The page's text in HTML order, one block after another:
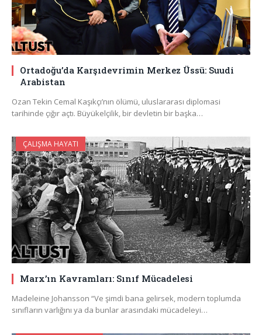
Ortadoğu’da Karşıdevrimin Merkez Üssü: Suudi
Arabistan
Ozan Tekin Cemal Kaşıkçı’nın ölümü, uluslararası diplomasi
tarihinde çığır açtı. Büyükelçilik, bir devletin bir başka…
ÇALIŞMA HAYATI
Marx’ın Kavramları: Sınıf Mücadelesi
Madeleine Johansson “Ve şimdi bana gelirsek, modern toplumda
sınıfların varlığını ya da bunlar arasındaki mücadeleyi…